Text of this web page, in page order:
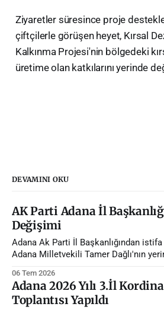
Ziyaretler süresince proje
çiftçilerle görüşen heyet, Kırsal
Kalkınma Projesi'nin bölgedeki
üretime olan katkılarını yerinde
DEVAMINI OKU
AK Parti Adana İl
Değişimi
Adana Ak Parti İl Başkanlığından
Adana Milletvekili Tamer Dağlı'nın
06 Tem 2026
Adana 2026 Yılı 3.İl
Toplantısı Yapıldı